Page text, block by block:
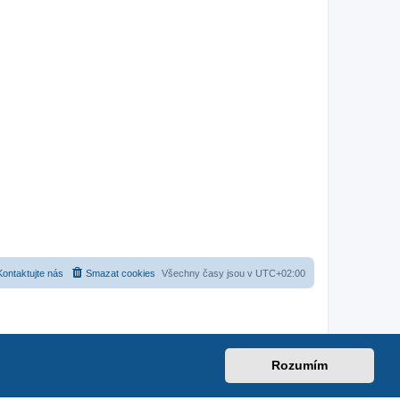
Rozumím
Všechny časy jsou v UTC+02:00
Smazat cookies
nás